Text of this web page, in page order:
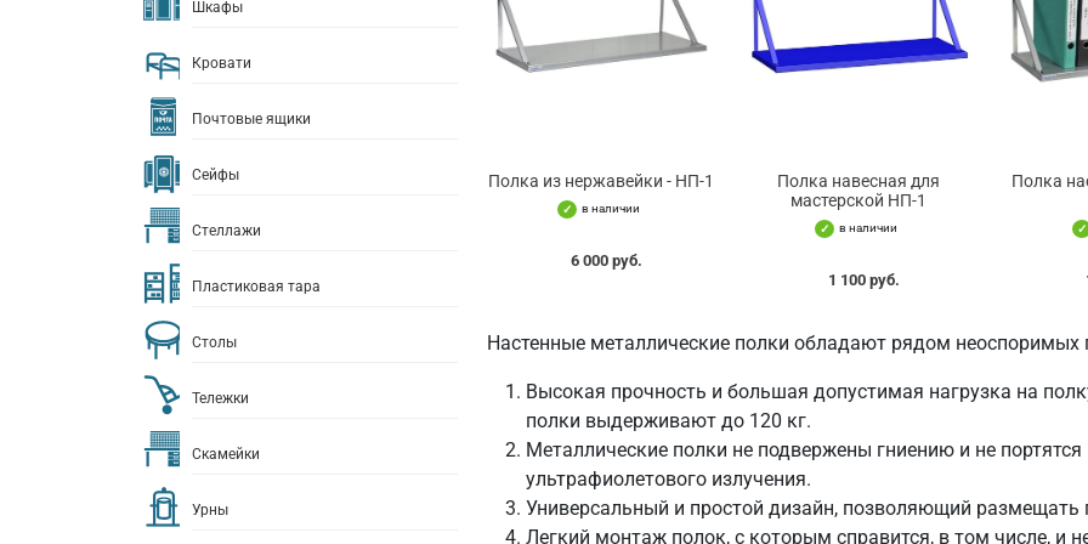
Шкафы
Кровати
Почтовые ящики
Сейфы
Стеллажи
Пластиковая тара
Столы
Тележки
Скамейки
Урны
Полка из нержавейки - НП-1
в наличии
6 000 руб.
Полка навесная для
мастерской НП-1
в наличии
1 100 руб.
Полка
Настенные металлические полки обладают рядом
Высокая прочность и большая допустимая нагрузка на
полки выдерживают до 120 кг.
Металлические полки не подвержены гниению и не
ультрафиолетового излучения.
Универсальный и простой дизайн, позволяющий
Легкий монтаж полок, с которым справится, в том числе, и